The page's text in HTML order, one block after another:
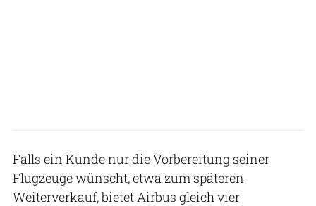
Falls ein Kunde nur die Vorbereitung seiner
Flugzeuge wünscht, etwa zum späteren
Weiterverkauf, bietet Airbus gleich vier